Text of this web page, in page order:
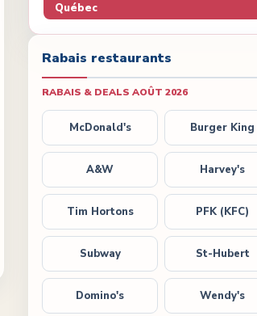
Québec
Rabais restaurants
RABAIS & DEALS AOÛT 2026
McDonald's Burger King
A&W Harvey's
Tim Hortons PFK (KFC)
Subway St-Hubert
Domino's Wendy's